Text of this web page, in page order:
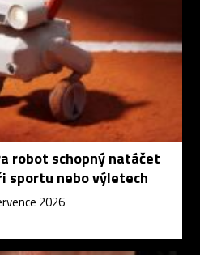
robot schopný natáčet
sportu nebo výletech
2026